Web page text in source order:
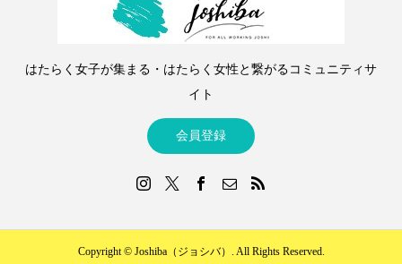
はたらく女子が集まる・はたらく女性と繋がるコミュニティサ
イト
会員登録
Copyright ©Joshiba（ジョシバ）. All Rights Reserved.